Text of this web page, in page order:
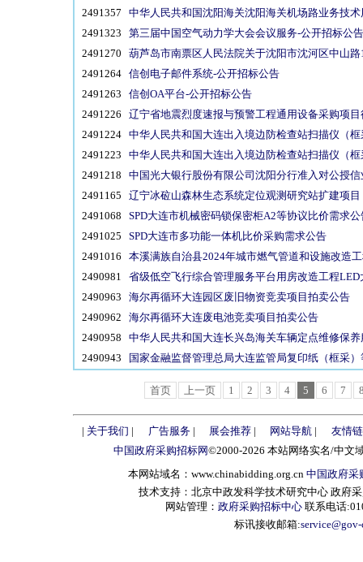
2491357
中华人民共和国沈阳海关沈阳海关机场路业务技
2491323
第三届中国空气动力学大会会议服务-公开招标公告
2491270
葫芦岛市南票区人民法院关于沈阳市沈河区中山
2491264
信创电子邮件系统-公开招标公告
2491263
信创OA平台-公开招标公告
2491226
辽宁省地震烈度速报与预警工程通用设备采购项
2491224
中华人民共和国大连出入境边防检查站扫描仪（
2491223
中华人民共和国大连出入境边防检查站扫描仪（
2491218
中国光大银行股份有限公司沈阳分行准入对公授
2491165
辽宁冰砬山森林生态系统定位观测研究站扩建项
2491068
SPD大连市机械密码锁保密柜A2等协议比价需求公
2491025
SPD大连市多功能一体机比价采购需求公告
2491016
本溪满族自治县2024年城市燃气管道和设施改造
2490981
省级低空飞行综合管理服务平台用房改造工程
2490963
海尔再循环大连园区废旧物资竞卖项目拍卖公告
2490962
海尔再循环大连废电池竞卖项目拍卖公告
2490958
中华人民共和国大连长兴岛海关车辆定点维修保
2490943
国家金融监督管理总局大连监管局复印纸（框采
首页 上一页 1 2 3 4 5 6 7
| 关于我们 | 广告服务| 展会推荐| 网站导航 |
友情
中国政府采购招标网©2000-2026 本站网络实名/中文
本网站域名：www.chinabidding.org.cn 中国政府采
技术支持：北京中政发科学技术研究中心 政府
网站管理： 政府采购招标中心 联系电话
标讯接收邮箱: